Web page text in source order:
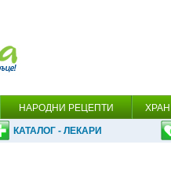
НАРОДНИ РЕЦЕПТИ
КАТАЛОГ - ЛЕКАРИ